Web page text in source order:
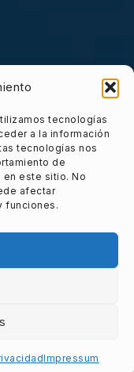
tecnologías
a la información
tecnologías nos
de
este sitio. No
afectar
funciones.
Impressum